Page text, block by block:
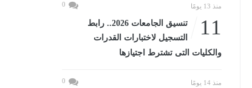
منذ 13 يومًا 0
11
تنسيق الجامعات 2026.. رابط
التسجيل لاختبارات القدرات
والكليات التى تشترط اجتيازها
منذ 14 يومًا 0